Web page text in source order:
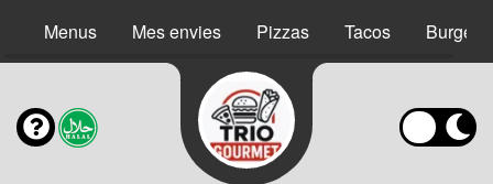
Menus Mes envies Pizzas Tacos Burgers